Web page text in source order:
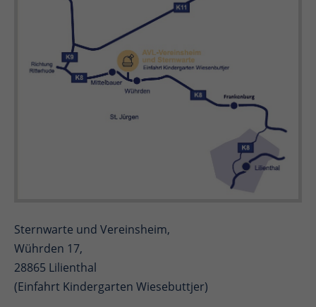
Sternwarte und Vereinsheim,
Wührden 17,
28865 Lilienthal
(Einfahrt Kindergarten Wiesebuttjer)